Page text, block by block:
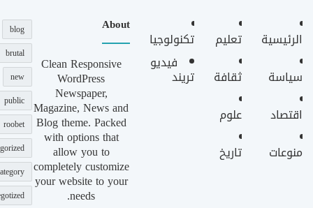
الرئيسية
سياسة
اقتصاد
منوعات
تعليم
ثقافة
علوم
تاريخ
تكنولوجيا
فيديو
تريند
About
Clean Responsive
WordPress
Newspaper,
Magazine, News and
Blog theme. Packed
with options that
allow you to
completely customize
your website to your
needs.
blog
brutal
new
public
roobet